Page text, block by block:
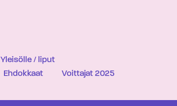
Yleisölle / liput
Ehdokkaat
Voittajat 2025